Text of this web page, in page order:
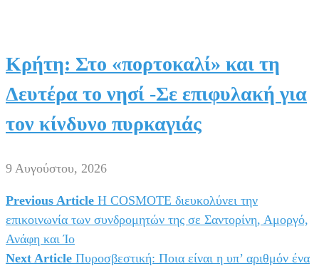
Κρήτη: Στο «πορτοκαλί» και τη
Δευτέρα το νησί -Σε επιφυλακή για
τον κίνδυνο πυρκαγιάς
9 Αυγούστου, 2026
Πλοήγηση
άρθρων
Previous Article Η COSMOTE διευκολύνει την
επικοινωνία των συνδρομητών της σε Σαντορίνη, Αμοργό,
Ανάφη και Ίο
Next Article Πυροσβεστική: Ποια είναι η υπ’ αριθμόν ένα